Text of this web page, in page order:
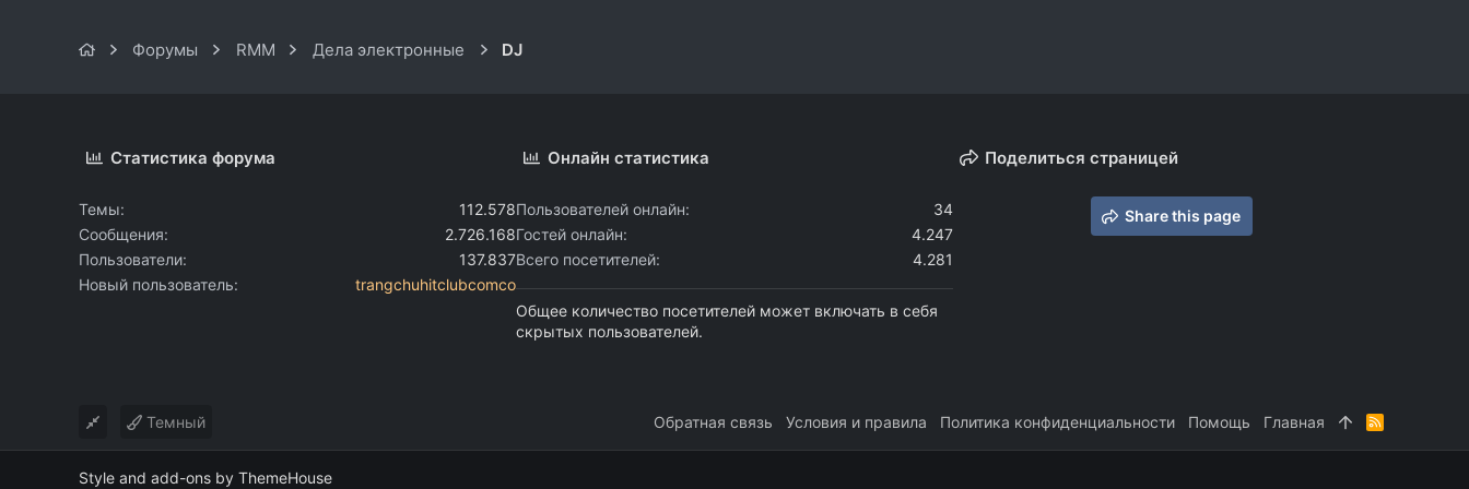
Форумы RMM Дела электронные DJ
Статистика форума
Темы
112.578
Сообщения
2.726.168
Пользователи
137.837
Новый пользователь
trangchuhitclubcomco
Онлайн статистика
Пользователей онлайн
34
Гостей онлайн
4.247
Всего посетителей
4.281
Общее количество посетителей может включать в себя
скрытых пользователей.
Поделиться страницей
Share this page
Темный Обратная связь Условия и правила Политика конфиденциальности Помощь Главная
R
S
Style and add-ons by ThemeHouse